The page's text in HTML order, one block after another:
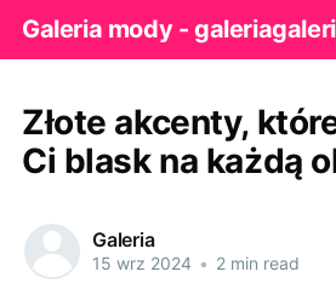
Galeria mody -
Złote akcenty,
Ci blask na każdą
Galeria
15 wrz 2024 • 2 min read